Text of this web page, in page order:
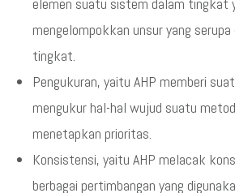
mengelompokkan unsur yang
tingkat.
Pengukuran, yaitu AHP memberi
mengukur hal-hal wujud suatu
menetapkan prioritas.
Konsistensi, yaitu AHP melacak
berbagai pertimbangan yang